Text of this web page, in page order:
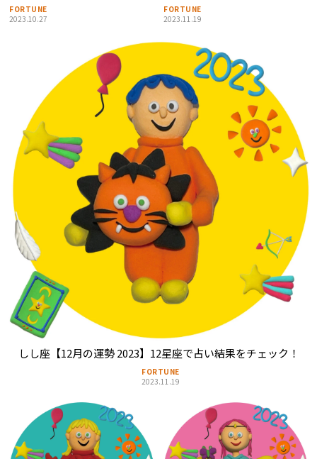
FORTUNE
2023.10.27
FORTUNE
2023.11.19
しし座【12月の運勢 2023】12星座で占い結果をチェック！
FORTUNE
2023.11.19